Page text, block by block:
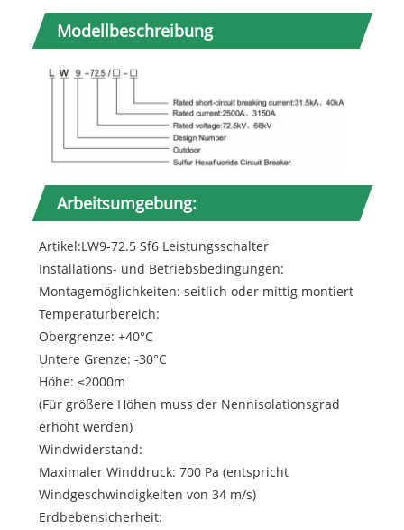
Modellbeschreibung
Arbeitsumgebung:
Artikel:LW9-72.5 Sf6 Leistungsschalter
Installations- und Betriebsbedingungen:
Montagemöglichkeiten: seitlich oder mittig montiert
Temperaturbereich:
Obergrenze: +40°C
Untere Grenze: -30°C
Höhe: ≤2000m
(Für größere Höhen muss der Nennisolationsgrad
erhöht werden)
Windwiderstand:
Maximaler Winddruck: 700 Pa (entspricht
Windgeschwindigkeiten von 34 m/s)
Erdbebensicherheit: